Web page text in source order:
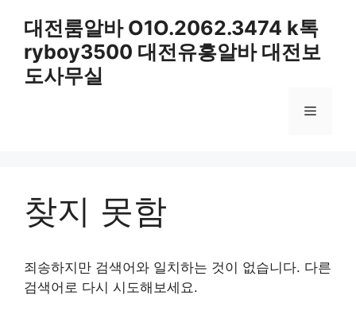
대전룸알바 O1O.2062.3474 k톡
ryboy3500 대전유흥알바 대전보
도사무실
메
찾지 못함
죄송하지만 검색어와 일치하는 것이 없습니다. 다른
검색어로 다시 시도해보세요.